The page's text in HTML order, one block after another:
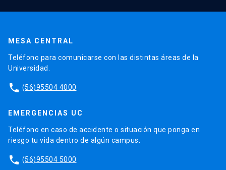
MESA CENTRAL
Teléfono para comunicarse con las distintas áreas de la
Universidad.
phone (56)95504 4000
EMERGENCIAS UC
Teléfono en caso de accidente o situación que ponga en
riesgo tu vida dentro de algún campus.
phone (56)95504 5000